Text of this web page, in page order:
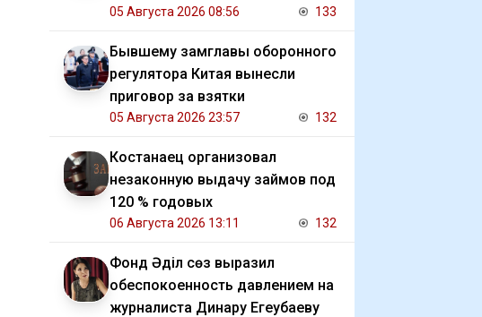
исчезновением отца
05 Августа 2026 08:56 133
Бывшему замглавы оборонного
регулятора Китая вынесли
приговор за взятки
05 Августа 2026 23:57 132
Костанаец организовал
незаконную выдачу займов под
120 % годовых
06 Августа 2026 13:11 132
Фонд Әділ сөз выразил
обеспокоенность давлением на
журналиста Динару Егеубаеву